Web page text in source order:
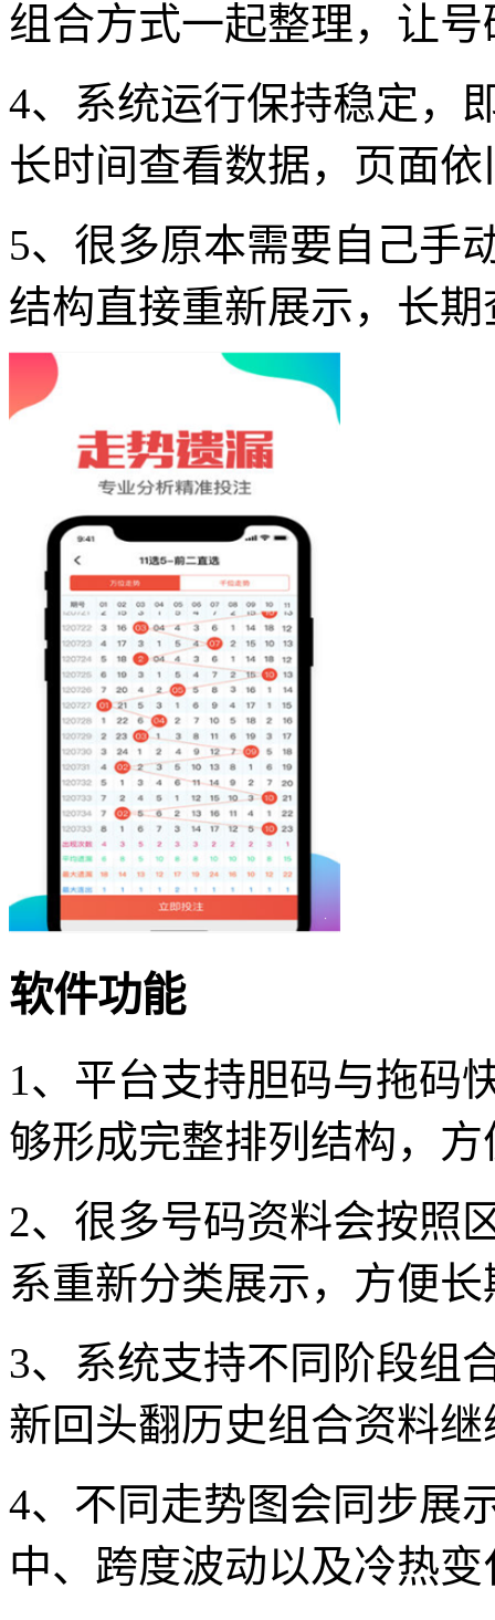
组合方式一起整理，让
4、系统运行保持稳定，
长时间查看数据，页面
5、很多原本需要自己手
结构直接重新展示，长
软件功能
1、平台支持胆码与拖码
够形成完整排列结构，
2、很多号码资料会按照
系重新分类展示，方便
3、系统支持不同阶段组
新回头翻历史组合资料
4、不同走势图会同步展
中、跨度波动以及冷热